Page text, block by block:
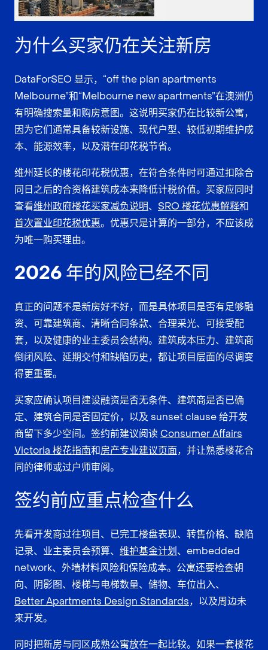
为什么买家仍在关注新房
DataForSEO 显示，“off the plan apartments
Melbourne”和“Melbourne new apartments”在澳洲仍
有明确搜索量和购房意图。这说明买家仍在比较新公寓，
因为它们通常具备较新设施、现代户型、较低初期维护成
本、能源效率，以及潜在印花税节省。
维州延长的楼花印花税优惠，在符合条件时可通过扣除合
同日之后的合资格建筑成本来降低计税价值。买家应同时
查看维州政府楼花买家减负说明、 SRO 楼花优惠解释和
首次置业印花税优惠。优惠只是计算的一部分，不应该成
为唯一购买理由。
2026 年的风险已经不同
真正的问题不是新房好不好，而是具体项目是否有足够融
资、可靠建筑商、清晰合同条款、合理采光、可接受配
套，以及健康的业主委员会结构。建筑成本压力、建筑商
倒闭风险、延期交付和缺陷历史，都让项目层面的尽调变
得更重要。
买家应确认项目建设融资是否无条件、建筑商是否已确
定、建筑合同是否固定价，以及 sunset clause 给开发
商留下多少空间。签约前建议阅读Consumer Affairs
Victoria 楼花指南和房产专业建议页面，并让熟悉楼花合
同的律师或过户师审阅。
签约前应重点检查什么
先看开发商过往项目、已完工楼盘表现、转售价格、缺陷
记录、业主委员会预算、 维护基金计划 、embedded
network、外墙材料风险和保险成本。公寓还要检查朝
向、阴影图、楼梯与电梯数量、储物、车位出入、
Better Apartments Design Standards，以及周边未
来开发。
同时把新房与同区成熟公寓放在一起比较。如果一套楼花